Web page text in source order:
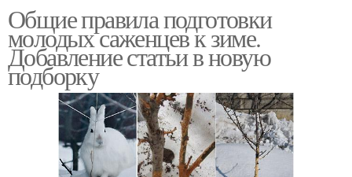
Общие правила подготовки
молодых саженцев к зиме.
Добавление статьи в новую
подборку